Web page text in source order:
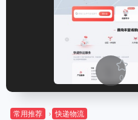
0
常用推荐 快递物流